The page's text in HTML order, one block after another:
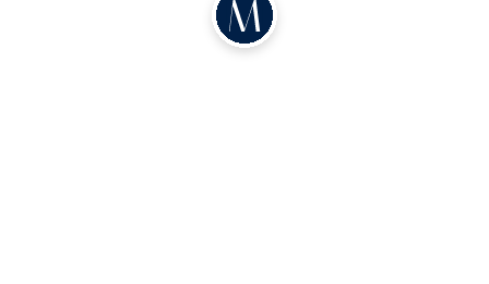
Просторные апартаменты с панорамными видами Бассейны,